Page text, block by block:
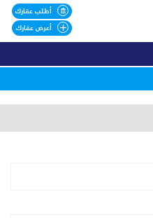
أطلب عقارك
أعرض عقارك